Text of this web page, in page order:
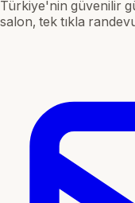
Türkiye'nin güvenilir
salon, tek tıkla